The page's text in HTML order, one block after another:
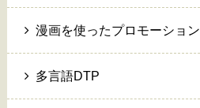
漫画を使ったプロモーション
多言語DTP